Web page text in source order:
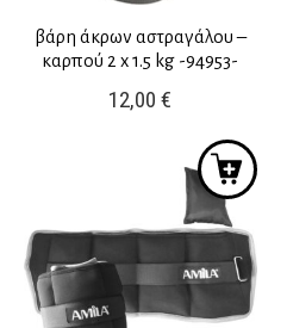
βάρη άκρων αστραγάλου –
καρπού 2 x 1.5 kg -94953-
12,00€